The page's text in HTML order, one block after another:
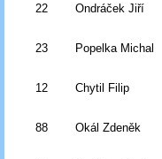
22 Ondráček Jiří
23 Popelka Michal
12 Chytil Filip
88 Okál Zdeněk